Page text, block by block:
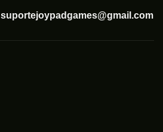
suportejoypadgames@gmail.com